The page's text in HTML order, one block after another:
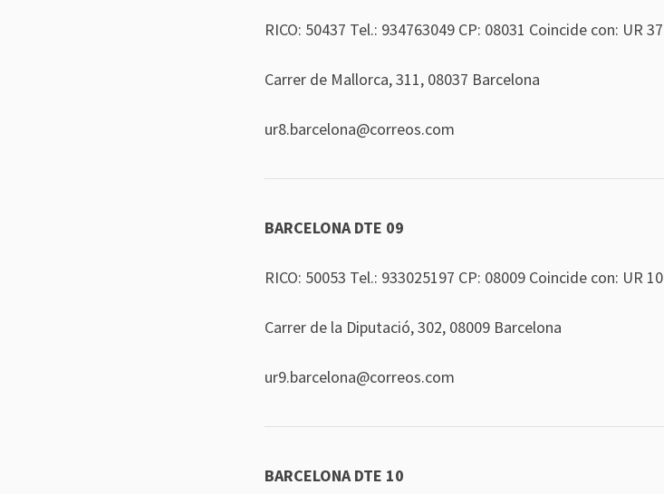
RICO: 50437 Tel.: 934763049 CP: 08031 Coincide con: UR 37
Carrer de Mallorca, 311, 08037 Barcelona
ur8.barcelona@correos.com
BARCELONA DTE 09
RICO: 50053 Tel.: 933025197 CP: 08009 Coincide con: UR 10
Carrer de la Diputació, 302, 08009 Barcelona
ur9.barcelona@correos.com
BARCELONA DTE 10